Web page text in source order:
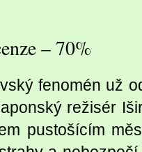
– 70%
fenomén už
režisér
pustošícím